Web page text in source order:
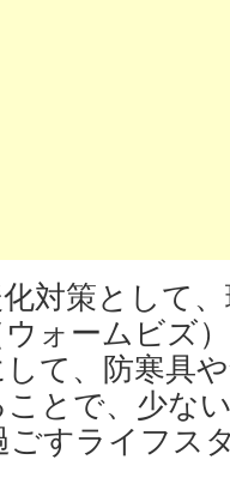
対策として
ォームビズ
して、防寒具
とで、少な
ごすライフス